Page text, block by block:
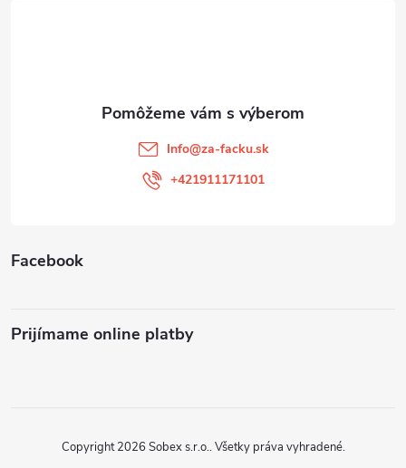
Facebook
Prijímame online platby
Info@za-facku.sk
+421911171101
Copyright 2026 Sobex s.r.o.. Všetky práva vyhradené.